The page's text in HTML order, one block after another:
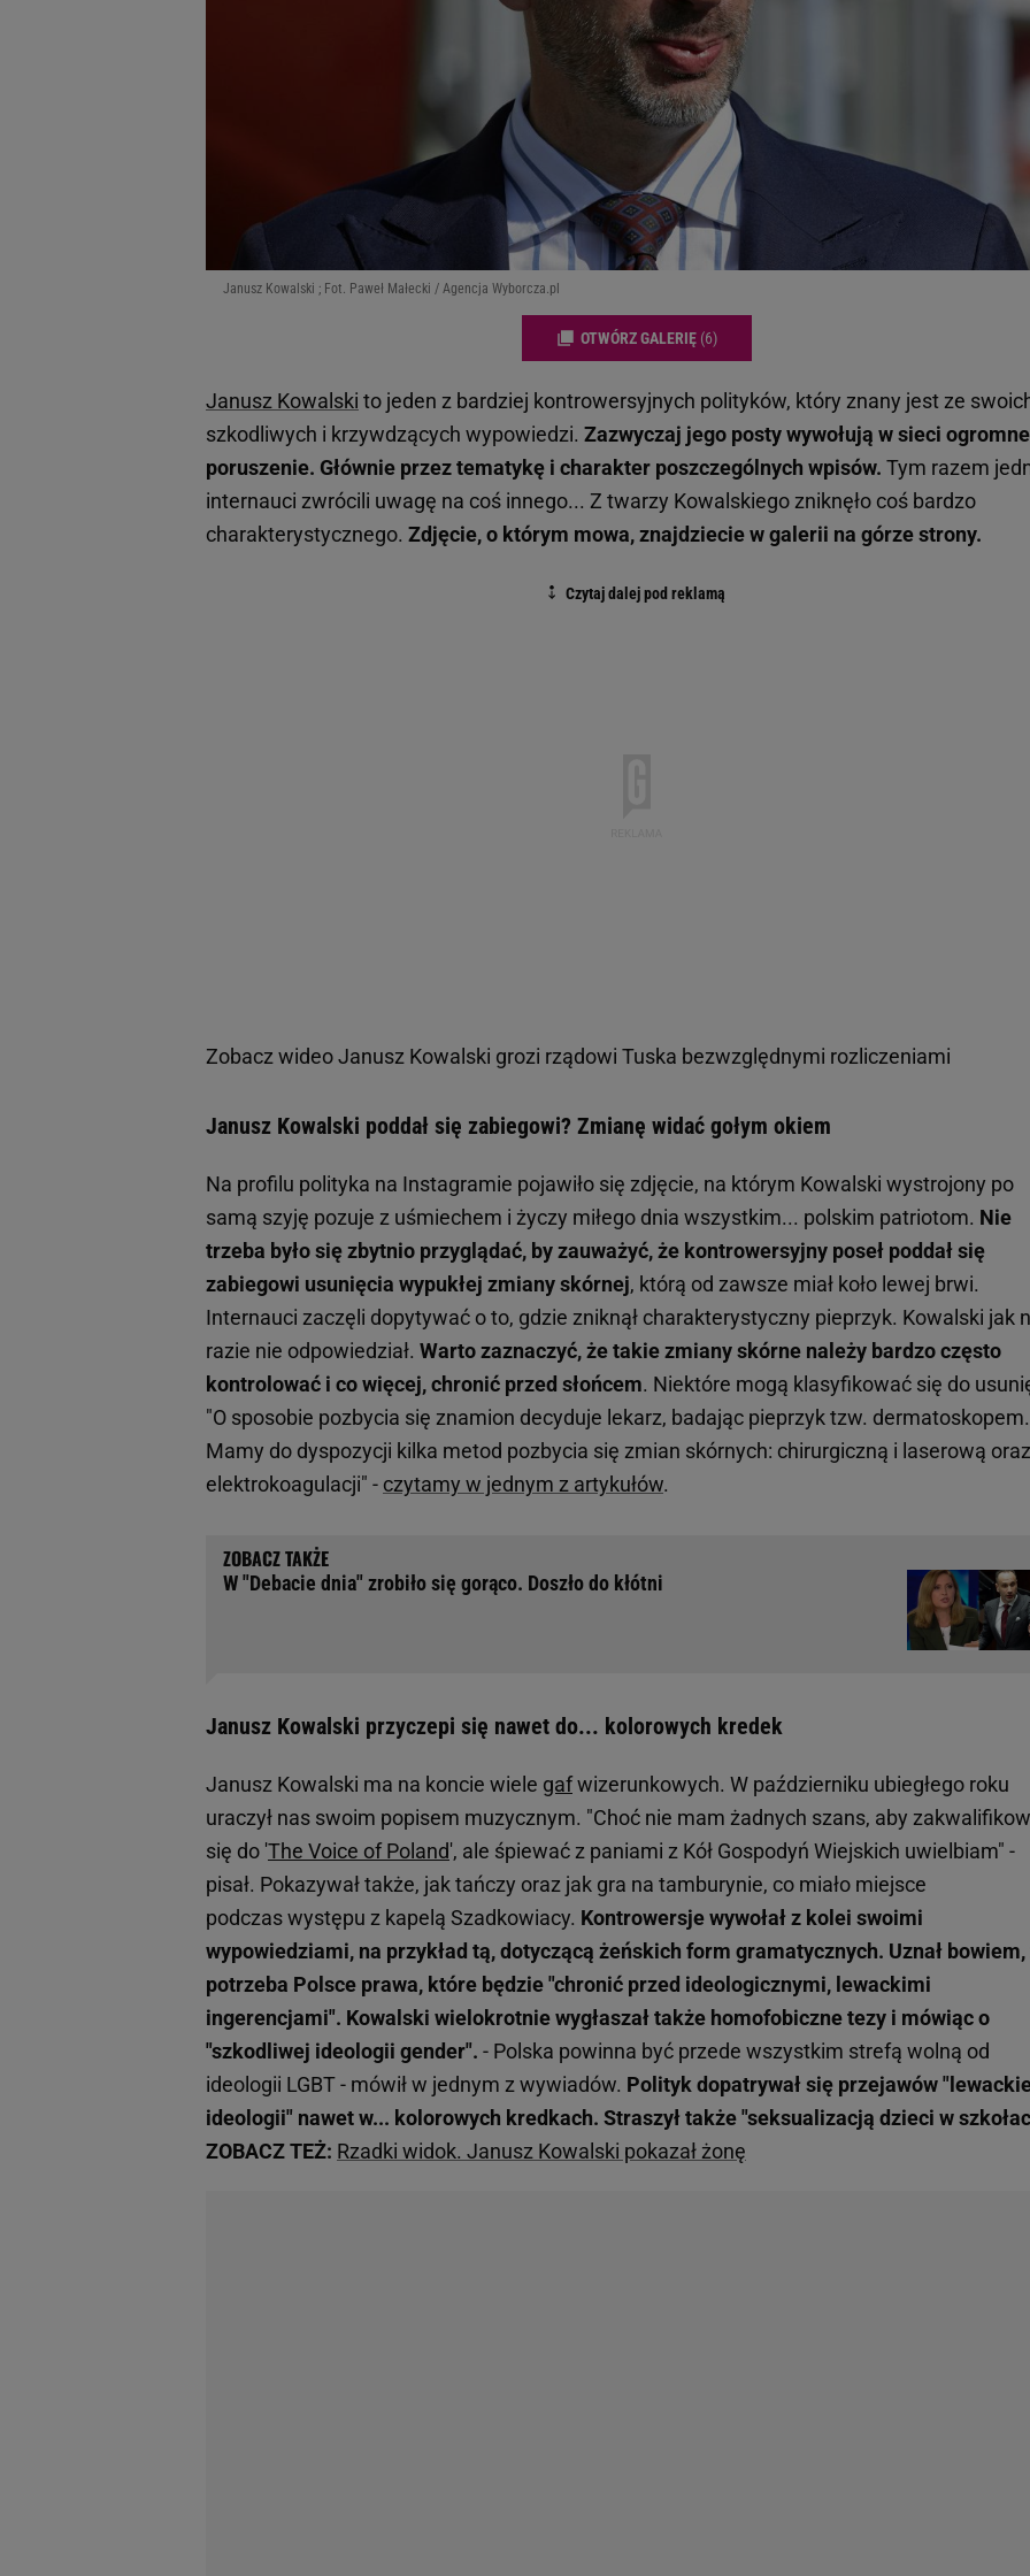
Janusz Kowalski ; Fot. Paweł Małecki / Agencja Wyborcza.pl
OTWÓRZ GALERIĘ (6)
Janusz Kowalski to jeden z bardziej kontrowersyjnych polityków, który znany jest ze
szkodliwych i krzywdzących wypowiedzi. Zazwyczaj jego posty wywołują w sieci ogromne
poruszenie. Głównie przez tematykę i charakter poszczególnych wpisów. Tym razem
internauci zwrócili uwagę na coś innego... Z twarzy Kowalskiego zniknęło coś bardzo
charakterystycznego. Zdjęcie, o którym mowa, znajdziecie w galerii na górze strony.
Zobacz wideoJanusz Kowalski grozi rządowi Tuska bezwzględnymi rozliczeniami
Janusz Kowalski poddał się zabiegowi? Zmianę widać gołym okiem
Na profilu polityka na Instagramie pojawiło się zdjęcie, na którym Kowalski wystrojony po
samą szyję pozuje z uśmiechem i życzy miłego dnia wszystkim... polskim patriotom. Nie
trzeba było się zbytnio przyglądać, by zauważyć, że kontrowersyjny poseł poddał się
zabiegowi usunięcia wypukłej zmiany skórnej, którą od zawsze miał koło lewej brwi.
Internauci zaczęli dopytywać o to, gdzie zniknął charakterystyczny pieprzyk. Kowalski jak
razie nie odpowiedział. Warto zaznaczyć, że takie zmiany skórne należy bardzo często
kontrolować i co więcej, chronić przed słońcem. Niektóre mogą klasyfikować się do
"O sposobie pozbycia się znamion decyduje lekarz, badając pieprzyk tzw. dermatoskopem.
Mamy do dyspozycji kilka metod pozbycia się zmian skórnych: chirurgiczną i laserową oraz
elektrokoagulacji" - czytamy w jednym z artykułów.
W "Debacie dnia" zrobiło się gorąco. Doszło do kłótni
Janusz Kowalski przyczepi się nawet do... kolorowych kredek
Janusz Kowalski ma na koncie wiele gafwizerunkowych. W październiku ubiegłego roku
uraczył nas swoim popisem muzycznym. "Choć nie mam żadnych szans, aby
się do 'The Voice of Poland', ale śpiewać z paniami z Kół Gospodyń Wiejskich uwielbiam" -
pisał. Pokazywał także, jak tańczy oraz jak gra na tamburynie, co miało miejsce
podczas występu z kapelą Szadkowiacy. Kontrowersje wywołał z kolei swoimi
wypowiedziami, na przykład tą, dotyczącą żeńskich form gramatycznych. Uznał bowiem,
potrzeba Polsce prawa, które będzie "chronić przed ideologicznymi, lewackimi
ingerencjami". Kowalski wielokrotnie wygłaszał także homofobiczne tezy i mówiąc o
"szkodliwej ideologii gender". - Polska powinna być przede wszystkim strefą wolną od
ideologii LGBT - mówił w jednym z wywiadów. Polityk dopatrywał się przejawów
ideologii" nawet w... kolorowych kredkach. Straszył także "seksualizacją dzieci w
ZOBACZ TEŻ: Rzadki widok. Janusz Kowalski pokazał żonę